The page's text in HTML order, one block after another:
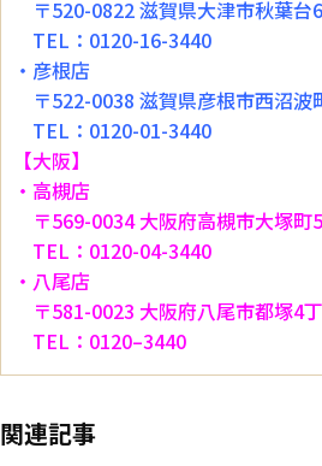
〒520-0822 滋賀県大津市秋葉台
TEL：0120-16-3440
・彦根店
〒522-0038 滋賀県彦根市西沼波
TEL：0120-01-3440
【大阪】
・高槻店
〒569-0034 大阪府高槻市大塚町
TEL：0120-04-3440
・八尾店
〒581-0023 大阪府八尾市都塚4
TEL：0120–3440
関連記事